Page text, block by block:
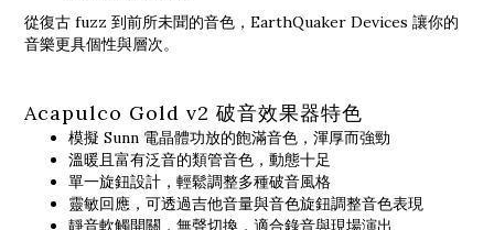
從復古 fuzz 到前所未聞的音色，EarthQuaker Devices 讓你的
音樂更具個性與層次。
Acapulco Gold v2 破音效果器特色
模擬 Sunn 電晶體功放的飽滿音色，渾厚而強勁
溫暖且富有泛音的類管音色，動態十足
單一旋鈕設計，輕鬆調整多種破音風格
靈敏回應，可透過吉他音量與音色旋鈕調整音色表現
靜音軟觸開關，無聲切換，適合錄音與現場演出